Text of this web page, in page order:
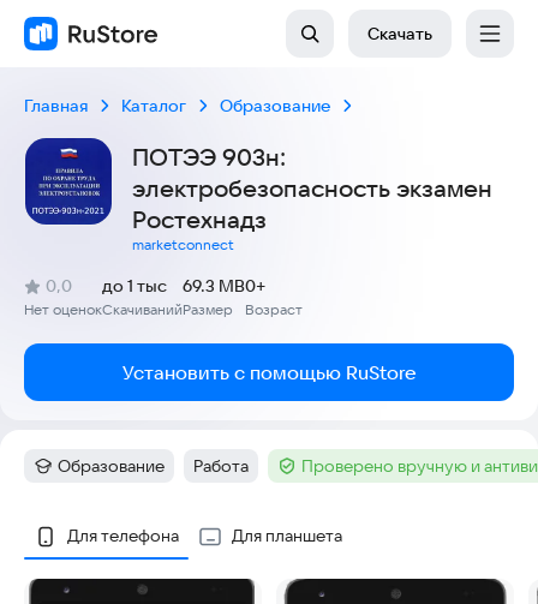
Скачать
Главная Каталог Образование
ПОТЭЭ 903н:
электробезопасность экзамен
Ростехнадз
marketconnect
Рейтинг:
0,0
(
Нет оценок
)
Скачиваний
до 1 тыс
Размер
69.3 MB
Возраст
0+
Установить с помощью RuStore
Категория:
Образование Тег:
Работа Тег :Проверено вручную и
Скриншоты
Для телефона Для планшета